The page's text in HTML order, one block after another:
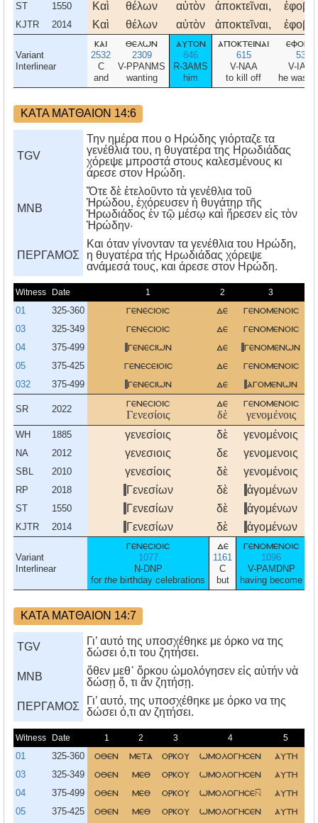
ST 1550 Καὶ θέλων αὐτὸν ἀποκτεῖναι,
KJTR 2014 Καὶ θέλων αὐτὸν ἀποκτεῖναι,
Variant
Interlinear
και
2532
C
and
θελων
2309
V-PPANMS
wanting
αυτον
846
R-3AMS
him
αποκτειναι
615
V-NAA
to kill off
5399
V-
he was
ΚΑΤΑ ΜΑΤΘΑΙΟΝ 14:6
TGV
Την ημέρα που ο Ηρώδης γιόρταζε τα
γενέθλιά του, η θυγατέρα της Ηρωδιάδας
χόρεψε μπροστά στους καλεσμένους κι
άρεσε στον Ηρώδη.
MNB
Ὅτε δὲ ἐτελοῦντο τὰ γενέθλια τοῦ
Ἡρώδου, ἐχόρευσεν ἡ θυγάτηρ τῆς
Ἡρωδιάδος ἐν τῷ μέσῳ καὶ ἤρεσεν εἰς τὸν
Ἡρώδην·
ΠΕΡΓΑΜΟΣ
Kαι όταν γίνονταν τα γενέθλια του Hρώδη,
η θυγατέρα τής Hρωδιάδας χόρεψε
ανάμεσά τους, και άρεσε στον Hρώδη.
Witness Date 1 2 3
01 325-360 γενεσιοισ δε γενομενοισ
03 325-349 γενεσιοισ δε γενομενοισ
04 375-499 γενεσιων δε γενομενων
05 375-425 γενεσειοισ δε γενομενοισ
032 375-499 γενεσιων δε αγομενων
SR 2022
γενεσιοισ
Γενεσίοις
δε
δὲ
γενομενοισ
γενομένοις
WH 1885 γενεσίοις δὲ γενομένοις
NA 2012 γενεσιοις δε γενομενοις
SBL 2010 γενεσίοις δὲ γενομένοις
RP 2018 Γενεσίων δὲ ἀγομένων
ST 1550 Γενεσίων δὲ ἀγομένων
KJTR 2014 Γενεσίων δὲ ἀγομένων
Variant
Interlinear
γενεσιοισ
1077
N-DNP
for the birthday celebrations
δε
1161
C
but
γενομενοισ
1096
V-PAMDNP
having become
ΚΑΤΑ ΜΑΤΘΑΙΟΝ 14:7
TGV
Γι’ αυτό της υποσχέθηκε με όρκο να της
δώσει ό,τι του ζητήσει.
MNB
ὅθεν μεθ᾿ ὅρκου ὡμολόγησεν εἰς αὐτήν νὰ
δώσῃ ὅ, τι ἄν ζητήσῃ.
ΠΕΡΓΑΜΟΣ
Γι’ αυτό, της υποσχέθηκε με όρκο να της
δώσει ό,τι αν ζητήσει.
Witness Date 1 2 3 4 5
01 325-360 οθεν μετα ορκου ωμολογησεν αυτη
03 325-349 οθεν μεθ ορκου ωμολογησεν αυτη
04 375-499 οθεν μεθ ορκου ωμολογησε αυτη
05 375-425 οθεν μεθ ορκου ωμολογησεν αυτη